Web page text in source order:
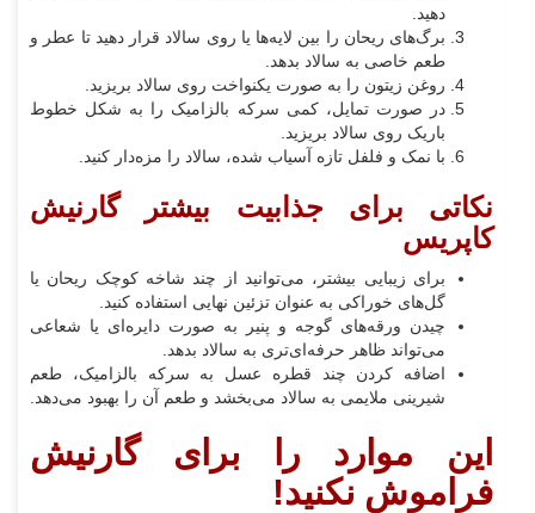
دهید.
برگ‌های ریحان را بین لایه‌ها یا روی سالاد قرار دهید تا عطر و
طعم خاصی به سالاد بدهد.
روغن زیتون را به صورت یکنواخت روی سالاد بریزید.
در صورت تمایل، کمی سرکه بالزامیک را به شکل خطوط
باریک روی سالاد بریزید.
با نمک و فلفل تازه آسیاب شده، سالاد را مزه‌دار کنید.
نکاتی برای جذابیت بیشتر گارنیش
کاپریس
برای زیبایی بیشتر، می‌توانید از چند شاخه کوچک ریحان یا
گل‌های خوراکی به عنوان تزئین نهایی استفاده کنید.
چیدن ورقه‌های گوجه و پنیر به صورت دایره‌ای یا شعاعی
می‌تواند ظاهر حرفه‌ای‌تری به سالاد بدهد.
اضافه کردن چند قطره عسل به سرکه بالزامیک، طعم
شیرینی ملایمی به سالاد می‌بخشد و طعم آن را بهبود می‌دهد.
این موارد را برای گارنیش
فراموش نکنید!